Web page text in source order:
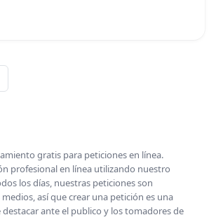
gratis para peticiones en línea.
profesional en línea utilizando nuestro
los días, nuestras peticiones son
así que crear una petición es una
ante el publico y los tomadores de